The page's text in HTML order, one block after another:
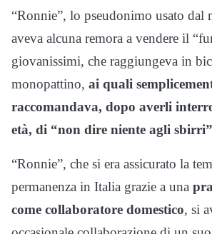
“Ronnie”, lo pseudonimo usato dal
aveva alcuna remora a vendere il
giovanissimi, che raggiungeva in
monopattino, ai quali
raccomandava, dopo averli
età, di “non dire niente agli sbirri”
“Ronnie”, che si era assicurato la
permanenza in Italia grazie a una
come collaboratore domestico, si